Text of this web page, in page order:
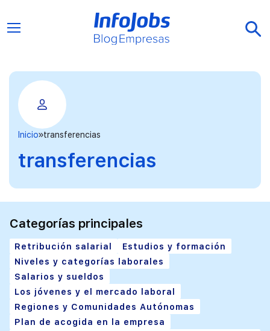
Inicio transferencias
transferencias
Categorías principales
Retribución salarial
Estudios y formación
Niveles y categorías laborales
Salarios y sueldos
Los jóvenes y el mercado laboral
Regiones y Comunidades Autónomas
Plan de acogida en la empresa